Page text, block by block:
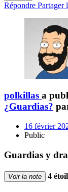
Répondre Partager
polkillas a
¿Guardias?
16 février
Public
Guardias y
Voir la note 4